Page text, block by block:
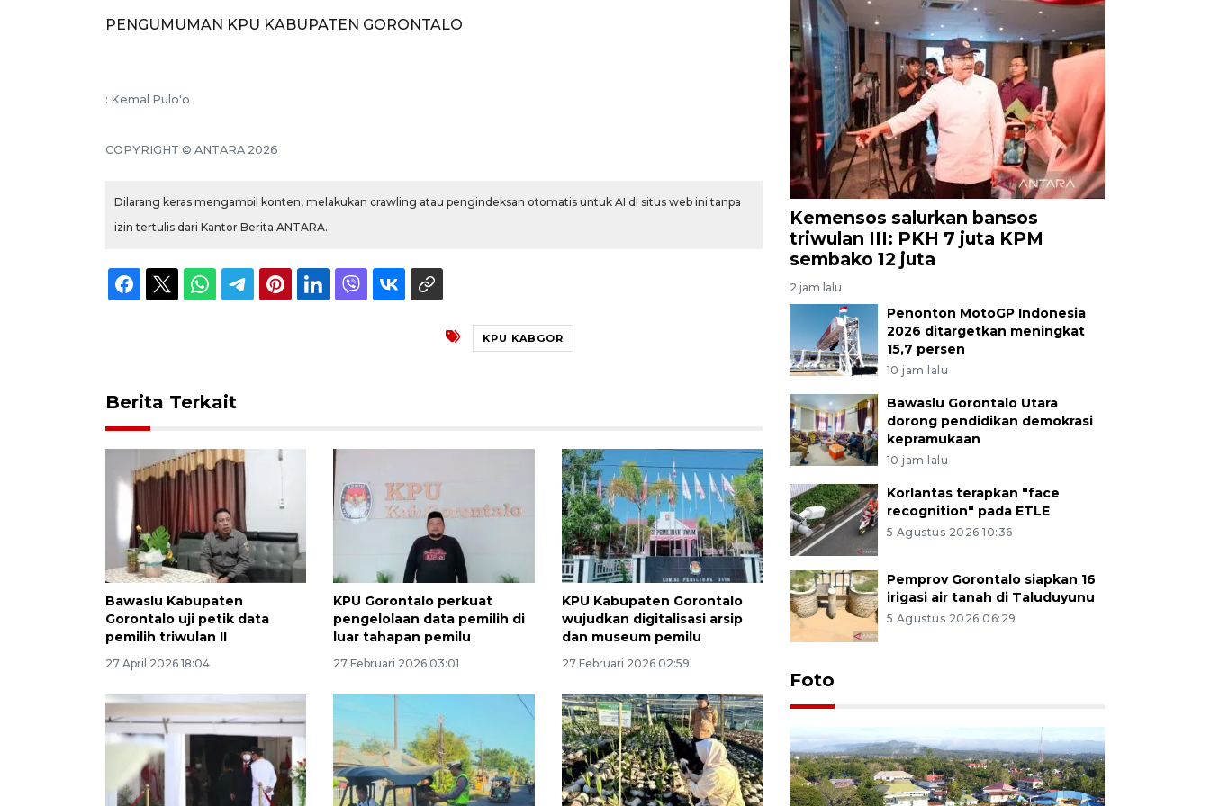
PENGUMUMAN KPU KABUPATEN GORONTALO
: Kemal Pulo'o
COPYRIGHT © ANTARA 2026
Dilarang keras mengambil konten, melakukan crawling atau pengindeksan otomatis untuk AI di situs web ini tanpa
izin tertulis dari Kantor Berita ANTARA.
KPU KABGOR
Berita Terkait
Bawaslu Kabupaten
Gorontalo uji petik data
pemilih triwulan II
27 April 2026 18:04
KPU Gorontalo perkuat
pengelolaan data pemilih di
luar tahapan pemilu
27 Februari 2026 03:01
KPU Kabupaten Gorontalo
wujudkan digitalisasi arsip
dan museum pemilu
27 Februari 2026 02:59
Kemensos salurkan bansos
triwulan III: PKH 7 juta KPM
sembako 12 juta
2 jam lalu
Penonton MotoGP Indonesia
2026 ditargetkan meningkat
15,7 persen
10 jam lalu
Bawaslu Gorontalo Utara
dorong pendidikan demokrasi
kepramukaan
10 jam lalu
Korlantas terapkan "face
recognition" pada ETLE
5 Agustus 2026 10:36
Pemprov Gorontalo siapkan 16
irigasi air tanah di Taluduyunu
5 Agustus 2026 06:29
Foto